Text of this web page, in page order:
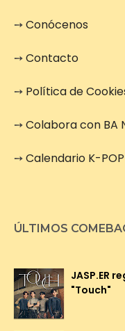
➙Conócenos
➙Contacto
➙ Política de
➙Colabora con BA
➙Calendario K-POP
ÚLTIMOS
JASP.ER
"Touch"